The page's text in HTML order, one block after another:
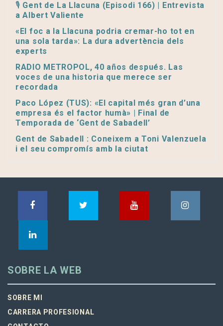
🎙️ Gent de La Llacuna (Episodi 166) | Entrevista
a Albert Valiente
«El foc a la Llacuna podria cremar-ho tot en
una sola tarda»: La dura advertència dels
experts
RADIO METROPOL, 40 años después. Las
voces de una historia que merece ser
recordada
Paco López (TUS): «El capital més gran d’una
empresa és el factor humà» | Final de
Temporada de ‘Gent de Sabadell’
Gent de Sabadell : Coneixem a Toni Valenzuela
i el seu compromís amb la ciutat
SOBRE LA WEB
SOBRE MI
CARRERA PROFESIONAL